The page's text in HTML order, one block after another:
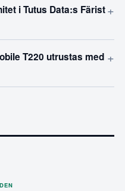
i Tutus Data:s Färist+
T220 utrustas med +